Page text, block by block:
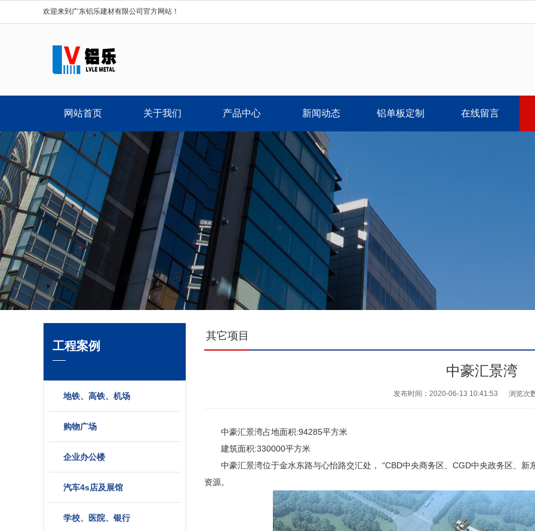
欢迎来到广东铝乐建材有限公司官方网站！
网站首页 关于我们 产品中心 新闻动态 铝单板定制 在线留言
工程案例
地铁、高铁、机场
购物广场
企业办公楼
汽车4s店及展馆
学校、医院、银行
其它项目
中豪汇景湾
发布时间：2020-06-13 10:41:53 浏览次
中豪汇景湾占地面积:94285平方米
建筑面积:330000平方米
中豪汇景湾位于金水东路与心怡路交汇处， “CBD中央商务区、CGD中央政务区、新
资源。